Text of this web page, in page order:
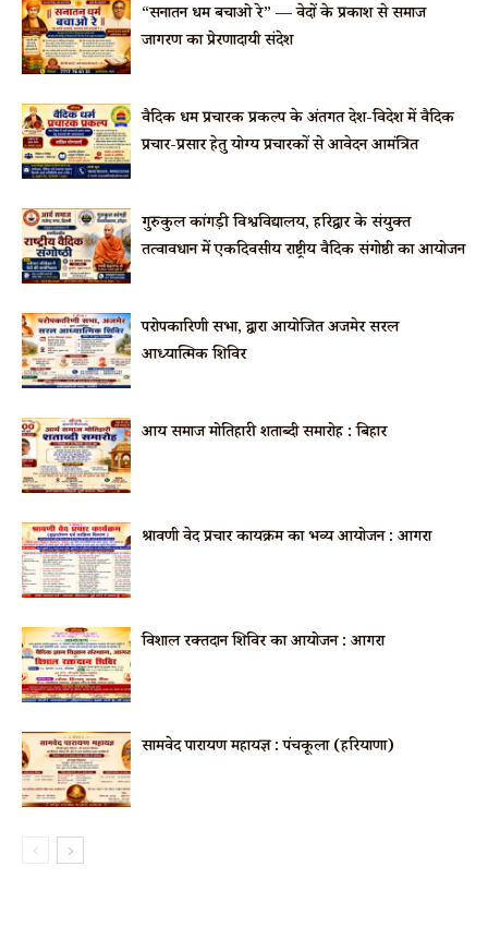
“सनातन धर्म बचाओ रे” — वेदों के प्रकाश से समाज
जागरण का प्रेरणादायी संदेश
वैदिक धर्म प्रचारक प्रकल्प के अंतर्गत देश-विदेश में वैदिक
प्रचार-प्रसार हेतु योग्य प्रचारकों से आवेदन आमंत्रित
गुरुकुल कांगड़ी विश्वविद्यालय, हरिद्वार के संयुक्त
तत्वावधान में एकदिवसीय राष्ट्रीय वैदिक संगोष्ठी का आयोजन
परोपकारिणी सभा, द्वारा आयोजित अजमेर सरल
आध्यात्मिक शिविर
आर्य समाज मोतिहारी शताब्दी समारोह : बिहार
श्रावणी वेद प्रचार कार्यक्रम का भव्य आयोजन : आगरा
विशाल रक्तदान शिविर का आयोजन : आगरा
सामवेद पारायण महायज्ञ : पंचकूला (हरियाणा)